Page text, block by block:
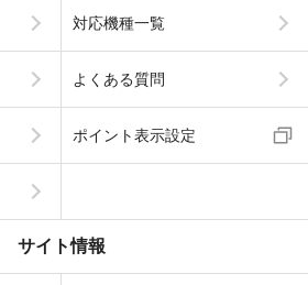
対応機種一覧
よくある質問
ポイント表示設定
サイト情報